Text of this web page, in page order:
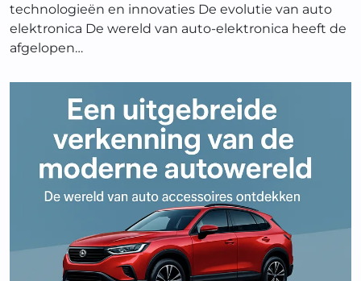
technologieën en innovaties De evolutie van auto
elektronica De wereld van auto-elektronica heeft de
afgelopen…